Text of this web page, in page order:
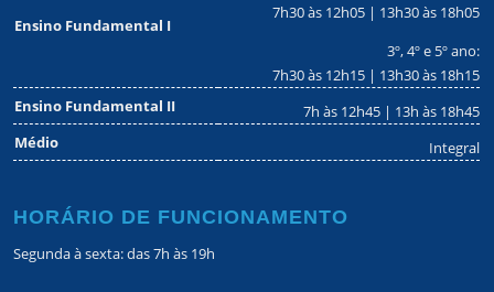
Ensino Fundamental I
7h30 às 12h05 | 13h30 às 18h05
3º, 4º e 5º ano:
7h30 às 12h15 | 13h30 às 18h15
Ensino Fundamental II
7h às 12h45 | 13h às 18h45
Médio
Integral
HORÁRIO DE FUNCIONAMENTO
Segunda à sexta: das 7h às 19h